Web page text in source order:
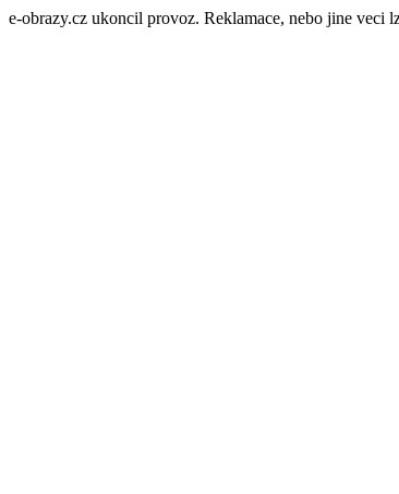
e-obrazy.cz ukoncil provoz. Reklamace, nebo jine veci